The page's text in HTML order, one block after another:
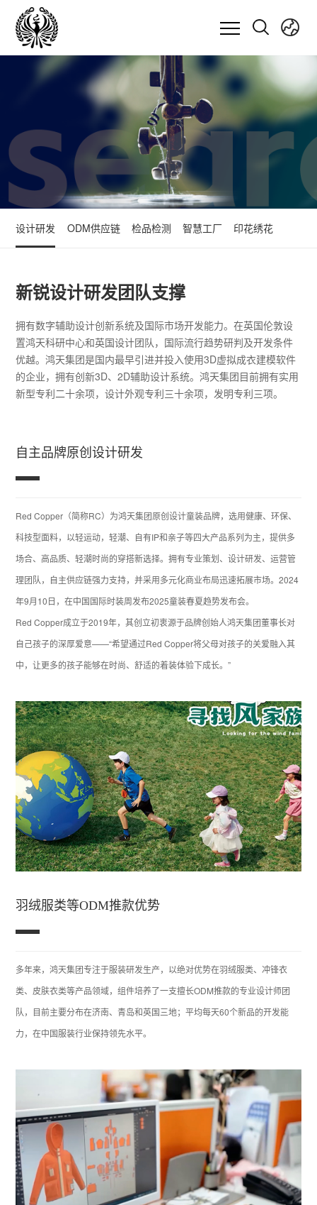
设计研发 ODM供应链 检品检测 智慧工厂 印花绣花
新锐设计研发团队支撑
拥有数字辅助设计创新系统及国际市场开发能力。在英国伦敦设
置鸿天科研中心和英国设计团队，国际流行趋势研判及开发条件
优越。鸿天集团是国内最早引进并投入使用3D虚拟成衣建模软件
的企业，拥有创新3D、2D辅助设计系统。鸿天集团目前拥有实用
新型专利二十余项，设计外观专利三十余项，发明专利三项。
自主品牌原创设计研发
Red Copper（简称RC）为鸿天集团原创设计童装品牌，选用健康、环保、
科技型面料，以轻运动，轻潮、自有IP和亲子等四大产品系列为主，提供多
场合、高品质、轻潮时尚的穿搭新选择。拥有专业策划、设计研发、运营管
理团队，自主供应链强力支持，并采用多元化商业布局迅速拓展市场。2024
年9月10日，在中国国际时装周发布2025童装春夏趋势发布会。
Red Copper成立于2019年，其创立初衷源于品牌创始人鸿天集团董事长对
自己孩子的深厚爱意——“希望通过Red Copper将父母对孩子的关爱融入其
中，让更多的孩子能够在时尚、舒适的着装体验下成长。”
羽绒服类等ODM推款优势
多年来，鸿天集团专注于服装研发生产，以绝对优势在羽绒服类、冲锋衣
类、皮肤衣类等产品领域，组件培养了一支擅长ODM推款的专业设计师团
队，目前主要分布在济南、青岛和英国三地；平均每天60个新品的开发能
力，在中国服装行业保持领先水平。